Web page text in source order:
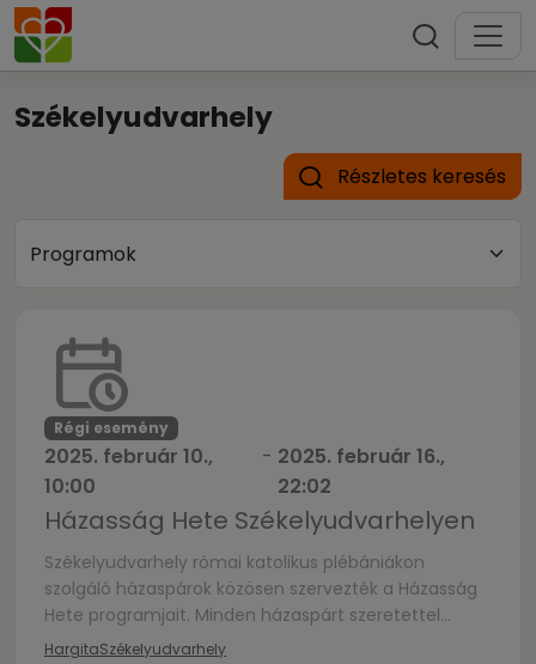
Székelyudvarhely
Részletes keresés
Régi esemény
2025. február 10.,
10:00
- 2025. február 16.,
22:02
Házasság Hete Székelyudvarhelyen
Székelyudvarhely római katolikus plébániákon
szolgáló házaspárok közösen szervezték a Házasság
Hete programjait. Minden házaspárt szeretettel
várunk programjainkon.
HargitaSzékelyudvarhely